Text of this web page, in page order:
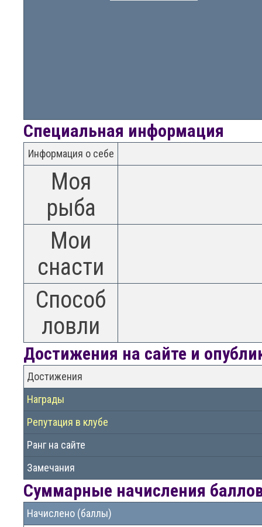
Специальная информация
Информация о себе
Моя
рыба
Мои
снасти
Способ
ловли
Достижения на сайте и
Достижения
Награды
Репутация в клубе
Ранг на сайте
Замечания
Суммарные начисления
Начислено (баллы)